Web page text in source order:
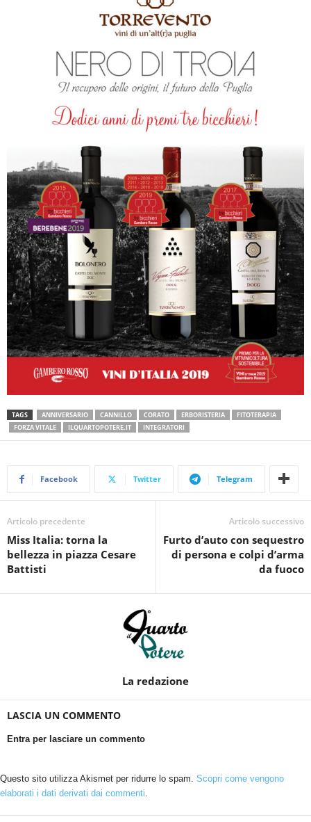
TAGS ANNIVERSARIO CANNILLO CORATO ERBORISTERIA
FITOTERAPIA
FORZA VITALE
ILQUARTOPOTERE.IT INTEGRATORI
Facebook Twitter Telegram
Articolo precedente
Miss Italia: torna la
bellezza in piazza Cesare
Battisti
Articolo successivo
Furto d’auto con sequestro
di persona e colpi d’arma
da fuoco
La redazione
LASCIA UN COMMENTO
Entra per lasciare un commento
Questo sito utilizza Akismet per ridurre lo spam. Scopri come vengono
elaborati i dati derivati dai commenti.